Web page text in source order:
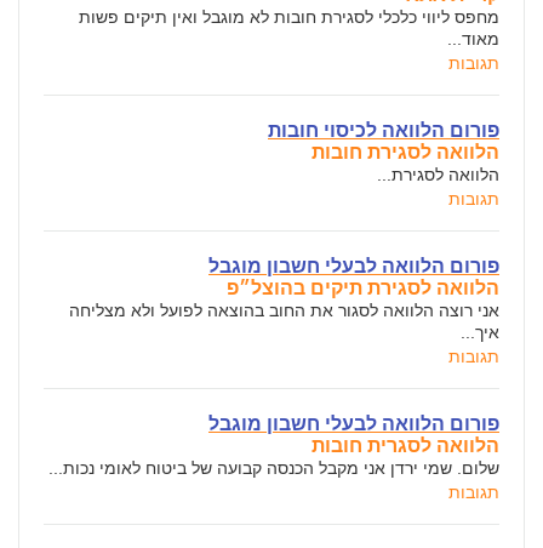
מחפס ליווי כלכלי לסגירת חובות לא מוגבל ואין תיקים פשות
מאוד...
תגובות
פורום הלוואה לכיסוי חובות
הלוואה לסגירת חובות
הלוואה לסגירת...
תגובות
פורום הלוואה לבעלי חשבון מוגבל
הלוואה לסגירת תיקים בהוצל״פ
אני רוצה הלוואה לסגור את החוב בהוצאה לפועל ולא מצליחה
איך...
תגובות
פורום הלוואה לבעלי חשבון מוגבל
הלוואה לסגרית חובות
שלום. שמי ירדן אני מקבל הכנסה קבועה של ביטוח לאומי נכות...
תגובות